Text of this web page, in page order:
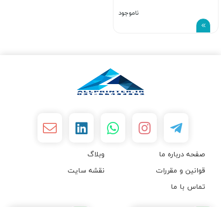
ناموجود
صفحه درباره ما
وبلاگ
قوانین و مقررات
نقشه سایت
تماس با ما